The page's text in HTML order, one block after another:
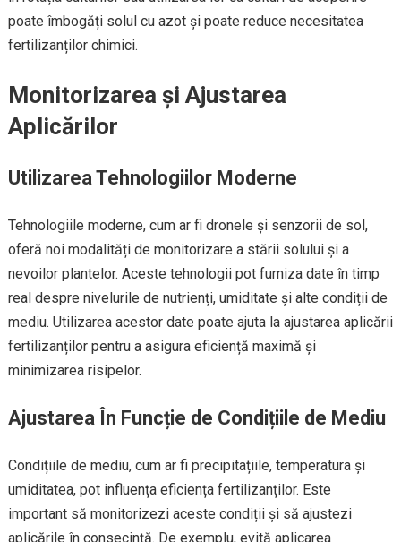
poate îmbogăți solul cu azot și poate reduce necesitatea
fertilizanților chimici.
Monitorizarea și Ajustarea
Aplicărilor
Utilizarea Tehnologiilor Moderne
Tehnologiile moderne, cum ar fi dronele și senzorii de sol,
oferă noi modalități de monitorizare a stării solului și a
nevoilor plantelor. Aceste tehnologii pot furniza date în timp
real despre nivelurile de nutrienți, umiditate și alte condiții de
mediu. Utilizarea acestor date poate ajuta la ajustarea aplicării
fertilizanților pentru a asigura eficiență maximă și
minimizarea risipelor.
Ajustarea În Funcție de Condițiile de Mediu
Condițiile de mediu, cum ar fi precipitațiile, temperatura și
umiditatea, pot influența eficiența fertilizanților. Este
important să monitorizezi aceste condiții și să ajustezi
aplicările în consecință. De exemplu, evită aplicarea